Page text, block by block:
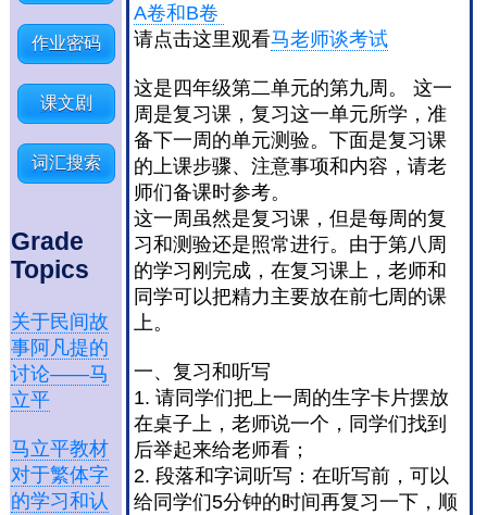
作业密码
课文剧
词汇搜索
Grade
Topics
关于民间故
事阿凡提的
讨论——马
立平
马立平教材
对于繁体字
的学习和认
A卷和B卷
请点击这里观看马老师谈考试
这是四年级第二单元的第九周。 这一
周是复习课，复习这一单元所学，准
备下一周的单元测验。下面是复习课
的上课步骤、注意事项和内容，请老
师们备课时参考。
这一周虽然是复习课，但是每周的复
习和测验还是照常进行。由于第八周
的学习刚完成，在复习课上，老师和
同学可以把精力主要放在前七周的课
上。
一、复习和听写
1. 请同学们把上一周的生字卡片摆放
在桌子上，老师说一个，同学们找到
后举起来给老师看；
2. 段落和字词听写：在听写前，可以
给同学们5分钟的时间再复习一下，顺